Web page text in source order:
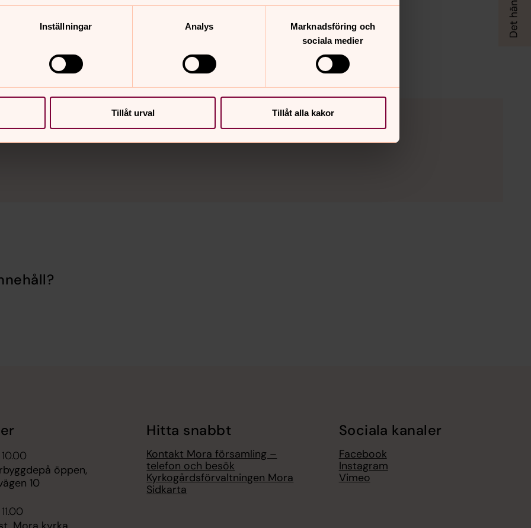
Inställningar Analys
Marknadsföring och
sociala medier
Tillåt urval Tillåt alla kakor
till att församlingen är en
öppen,
10
Hitta snabbt
Kontakt Mora församling –
telefon och besök
Kyrkogårdsförvaltningen Mora
Sidkarta
Sociala kanaler
Facebook
Instagram
Vimeo